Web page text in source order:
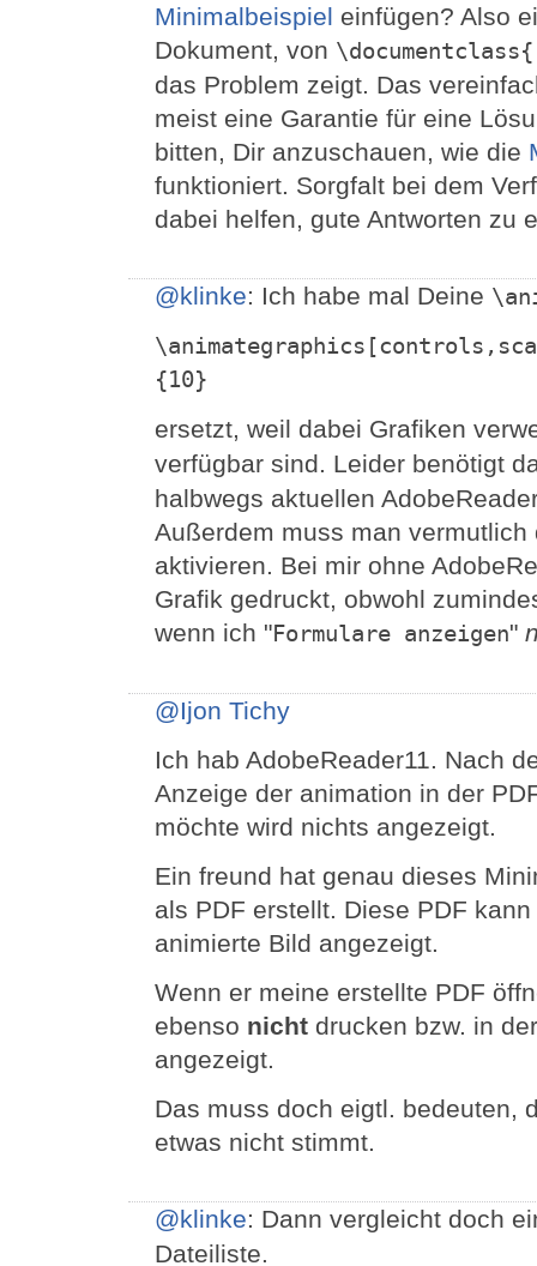
Minimalbeispiel einfügen? Also
Dokument, von
das Problem zeigt. Das
meist eine Garantie für eine
bitten, Dir anzuschauen, wie die
funktioniert. Sorgfalt bei dem
dabei helfen, gute Antworten zu
@klinke: Ich habe mal Deine
{10}
ersetzt, weil dabei Grafiken
verfügbar sind. Leider benötigt
halbwegs aktuellen
Außerdem muss man
aktivieren. Bei mir ohne
Grafik gedruckt, obwohl
wenn ich "Formulare anzeigen"
@Ijon Tichy
Ich hab AdobeReader11. Nach
Anzeige der animation in der
möchte wird nichts angezeigt.
Ein freund hat genau dieses
als PDF erstellt. Diese PDF
animierte Bild angezeigt.
Wenn er meine erstellte PDF
ebenso nicht drucken bzw. in
angezeigt.
Das muss doch eigtl. bedeuten,
etwas nicht stimmt.
@klinke: Dann vergleicht doch
Dateiliste.